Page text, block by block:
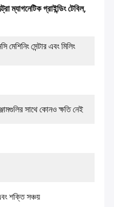
ম্যাগনেটিক গ্রাইন্ডিং টেবিল,
মেশিনিং সেন্টার এবং মিলিং
সাথে কোনও ক্ষতি নেই
শক্তি সঞ্চয়